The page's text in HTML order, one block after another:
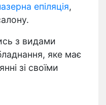
епіляція,
з видами
яке має
зі своїми